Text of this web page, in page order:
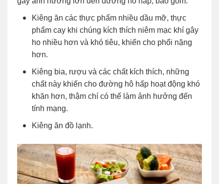
Kiêng ăn các thực phẩm nhiều dầu mỡ, thực
phẩm cay khi chúng kích thích niêm mạc khí gây
ho nhiều hơn và khó tiêu, khiến cho phổi nặng
hơn.
Kiêng bia, rượu và các chất kích thích, những
chất này khiến cho đường hô hấp hoạt động khó
khăn hơn, thậm chí có thể làm ảnh hưởng đến
tính mạng.
Kiêng ăn đồ lạnh.